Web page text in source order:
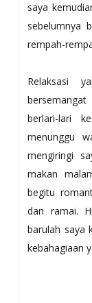
saya
sebelumnya
rempah-
Relaksasi
berlari-lari
menunggu
mengiringi
makan
begitu
dan ramai.
barulah saya
kebahagiaan